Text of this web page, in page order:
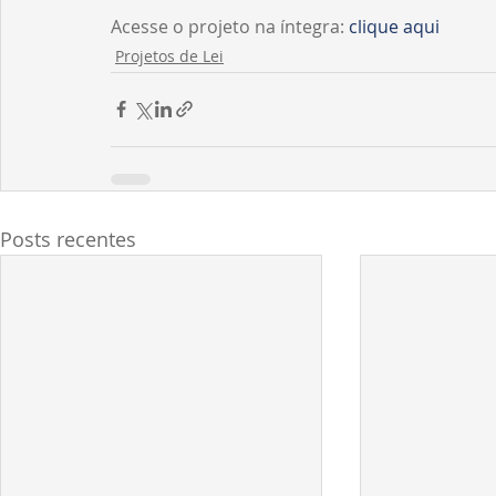
Acesse o projeto na íntegra: clique aqui
Projetos de Lei
Posts recentes